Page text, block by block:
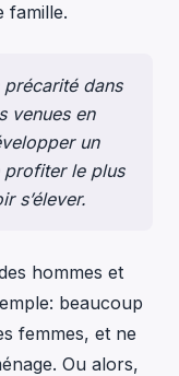
famille.
précarité dans
venues en
un
profiter le plus
s’élever.
hommes et
beaucoup
femmes, et ne
Ou alors,